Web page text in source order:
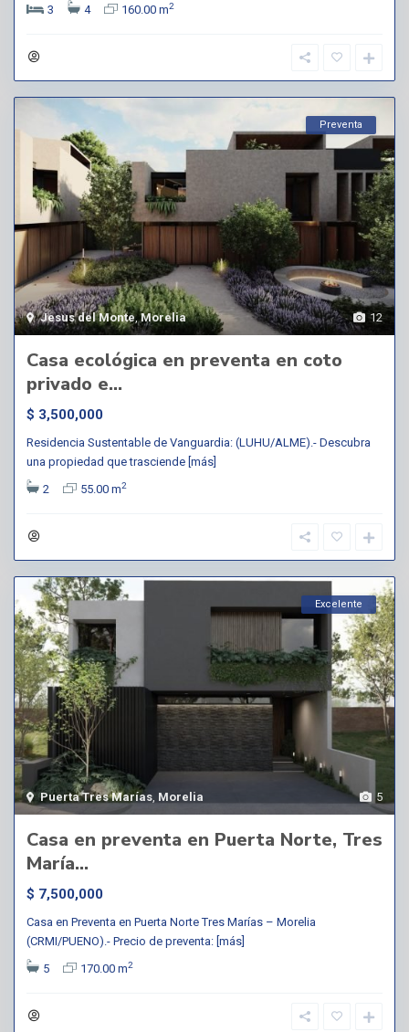
3
4 160.00 m2
12
Jesus del Monte,Morelia
Preventa
Casa ecológica en preventa en coto
privado e...
$ 3,500,000
Residencia Sustentable de Vanguardia: (LUHU/ALME).- Descubra
una propiedad que trasciende [más]
2
55.00 m2
5
Puerta Tres Marías Morelia
Excelente
Casa en preventa en Puerta Norte, Tres
María...
$ 7,500,000
Casa en Preventa en Puerta Norte Tres Marías – Morelia
(CRMI/PUENO).- Precio de preventa: [más]
5
170.00 m2